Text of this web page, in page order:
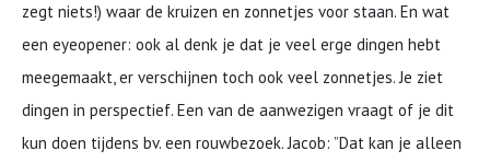
zegt niets!) waar de kruizen en zonnetjes voor staan. En wat
een eyeopener: ook al denk je dat je veel erge dingen hebt
meegemaakt, er verschijnen toch ook veel zonnetjes. Je ziet
dingen in perspectief. Een van de aanwezigen vraagt of je dit
kun doen tijdens bv. een rouwbezoek. Jacob: ”Dat kan je alleen